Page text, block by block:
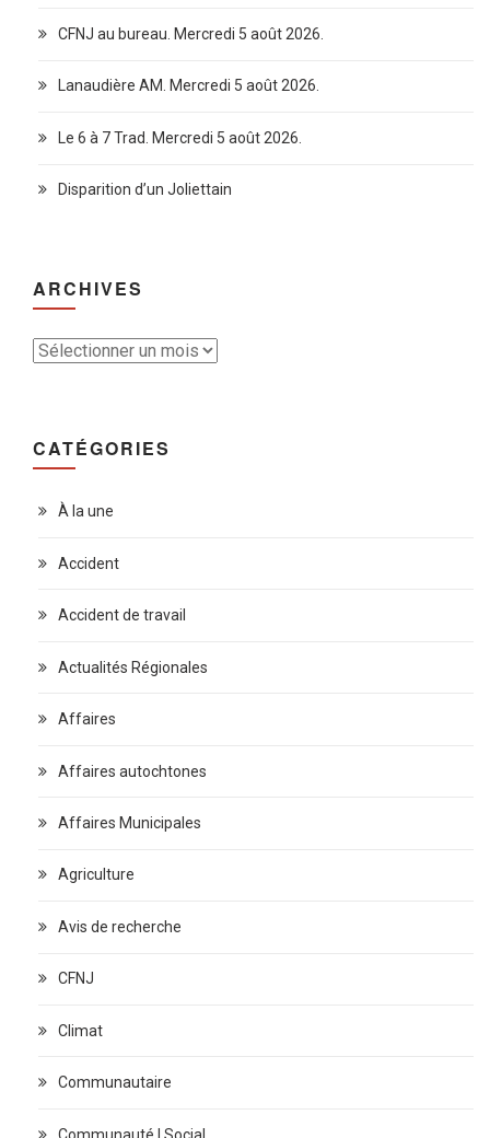
CFNJ au bureau. Mercredi 5 août 2026.
Lanaudière AM. Mercredi 5 août 2026.
Le 6 à 7 Trad. Mercredi 5 août 2026.
Disparition d’un Joliettain
ARCHIVES
Archives
CATÉGORIES
À la une
Accident
Accident de travail
Actualités Régionales
Affaires
Affaires autochtones
Affaires Municipales
Agriculture
Avis de recherche
CFNJ
Climat
Communautaire
Communauté | Social